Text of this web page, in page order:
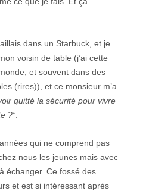
dans un Starbuck, et je
voisin de table (j’ai cette
et souvent dans des
(rires)), et ce monsieur m’a
quitté la sécurité pour vivre
?”
qui ne comprend pas
nous les jeunes mais avec
échanger. Ce fossé des
et est si intéressant après